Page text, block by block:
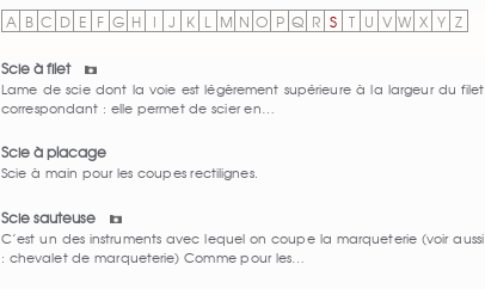
A B C D E F G H I J K L M N O P Q R S T U V W X Y Z
Scie à filet
Lame de scie dont la voie est légèrement supérieure à la largeur du filet
correspondant : elle permet de scier en…
Scie à placage
Scie à main pour les coupes rectilignes.
Scie sauteuse
C’est un des instruments avec lequel on coupe la marqueterie (voir aussi
: chevalet de marqueterie) Comme pour les…